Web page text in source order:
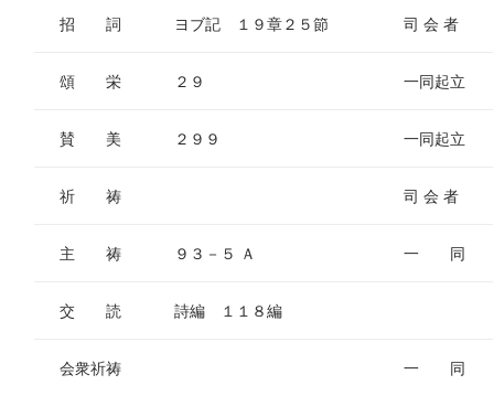
招 詞 ヨブ記 １９章２５節 司 会 者
頌 栄 ２９ 一同起立
賛 美 ２９９ 一同起立
祈 祷 司 会 者
主 祷 ９３－５ Ａ 一 同
交 読 詩編 １１８編
会衆祈祷 一 同